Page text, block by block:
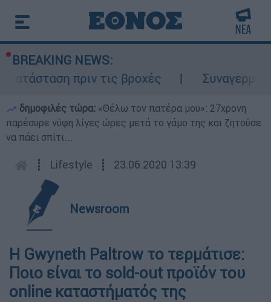
BREAKING NEWS:
πριν τις βροχές
Συναγερμός
δημοφιλές τώρα: «Θέλω τον πατέρα μου»: 27χρονη
παρέσυρε νύφη λίγες ώρες μετά το γάμο της και ζητούσε
να πάει σπίτι...
┋ Lifestyle ┋ 23.06.2020 13:39
Newsroom
Η Gwyneth Paltrow το τερμάτισε:
Ποιο είναι το sold-out προϊόν του
online καταστήματός της